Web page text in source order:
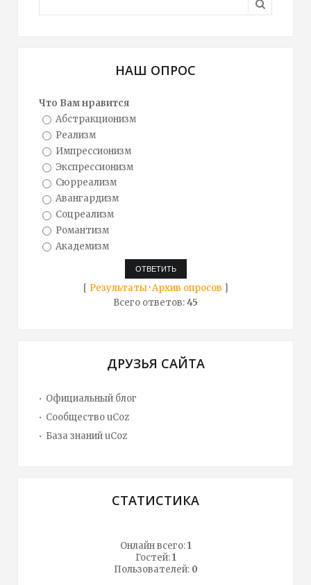
НАШ ОПРОС
Что Вам нравится
Абстракционизм
Реализм
Импрессионизм
Экспрессионизм
Сюрреализм
Авангардизм
Соцреализм
Романтизм
Академизм
[ Результаты·Архив опросов ]
Всего ответов:45
ДРУЗЬЯ САЙТА
Официальный блог
Сообщество uCoz
База знаний uCoz
СТАТИСТИКА
Онлайн всего:1
Гостей:1
Пользователей: 0